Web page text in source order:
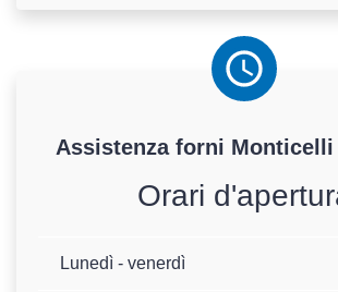
Assistenza forni
Orari
Lunedì - venerdì